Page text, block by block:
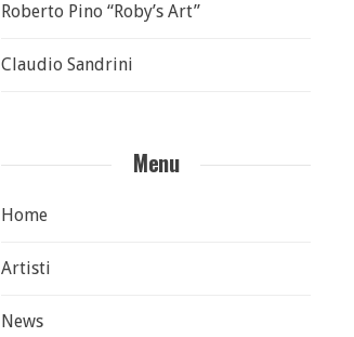
Roberto Pino “Roby’s Art”
Claudio Sandrini
Menu
Home
Artisti
News